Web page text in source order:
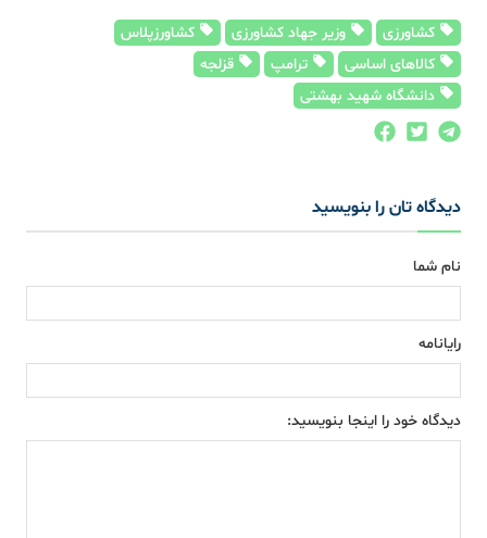
کشاورزی وزیر جهاد کشاورزی
کشاورزپلاس
کالاهای اساسی
ترامپ
قزلجه
دانشگاه شهید بهشتی
دیدگاه تان را بنویسید
نام شما
رایانامه
دیدگاه خود را اینجا بنویسید: